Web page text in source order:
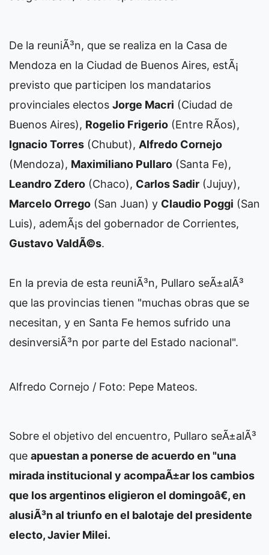
De la reuniÃ³n, que se realiza en la Casa de
Mendoza en la Ciudad de Buenos Aires, estÃ¡
previsto que participen los mandatarios
provinciales electos Jorge Macri (Ciudad de
Buenos Aires), Rogelio Frigerio (Entre RÃ­os),
Ignacio Torres (Chubut), Alfredo Cornejo
(Mendoza), Maximiliano Pullaro (Santa Fe),
Leandro Zdero (Chaco), Carlos Sadir (Jujuy),
Marcelo Orrego (San Juan) y Claudio Poggi (San
Luis), ademÃ¡s del gobernador de Corrientes,
Gustavo ValdÃ©s.
En la previa de esta reuniÃ³n, Pullaro seÃ±alÃ³
que las provincias tienen "muchas obras que se
necesitan, y en Santa Fe hemos sufrido una
desinversiÃ³n por parte del Estado nacional".
Alfredo Cornejo / Foto: Pepe Mateos.
Sobre el objetivo del encuentro, Pullaro seÃ±alÃ³
que apuestan a ponerse de acuerdo en "una
mirada institucional y acompaÃ±ar los cambios
que los argentinos eligieron el domingoâ€, en
alusiÃ³n al triunfo en el balotaje del presidente
electo, Javier Milei.